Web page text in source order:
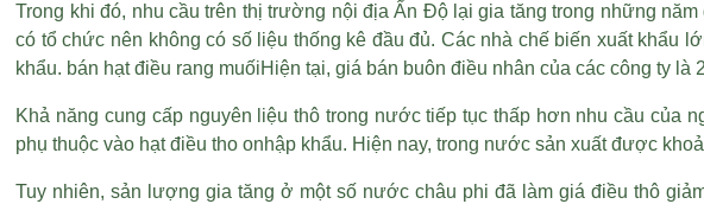
Trong khi đó, nhu cầu trên thị trường nội địa Ấn Độ lại gia tăng trong những
có tổ chức nên không có số liệu thống kê đầu đủ. Các nhà chế biến xuất
khẩu. bán hạt điều rang muốiHiện tại, giá bán buôn điều nhân của các công ty là
Khả năng cung cấp nguyên liệu thô trong nước tiếp tục thấp hơn nhu cầu của
phụ thuộc vào hạt điều tho onhập khẩu. Hiện nay, trong nước sản xuất được
Tuy nhiên, sản lượng gia tăng ở một số nước châu phi đã làm giá điều thô